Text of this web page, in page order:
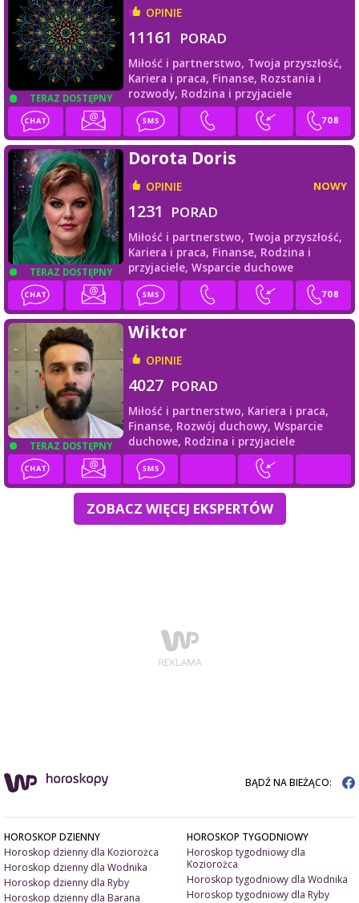
TERAZ DOSTĘPNY
OPINIE
11161 PORAD
Miłość i partnerstwo, Twoja przyszłość,
Kariera i praca, Finanse, Rozstania i
rozwody, Rodzina i przyjaciele
TERAZ DOSTĘPNY
Dorota Doris
OPINIE NOWY
1231 PORAD
Miłość i partnerstwo, Twoja przyszłość,
Kariera i praca, Finanse, Rodzina i
przyjaciele, Wsparcie duchowe
TERAZ DOSTĘPNY
Wiktor
OPINIE
4027 PORAD
Miłość i partnerstwo, Kariera i praca,
Finanse, Rozwój duchowy, Wsparcie
duchowe, Rodzina i przyjaciele
ZOBACZ WIĘCEJ EKSPERTÓW
BĄDŹ NA BIEŻĄCO:
HOROSKOP DZIENNY
Horoskop dzienny dla Koziorożca
Horoskop dzienny dla Wodnika
Horoskop dzienny dla Ryby
Horoskop dzienny dla Barana
HOROSKOP TYGODNIOWY
Horoskop tygodniowy dla
Koziorożca
Horoskop tygodniowy dla Wodnika
Horoskop tygodniowy dla Ryby